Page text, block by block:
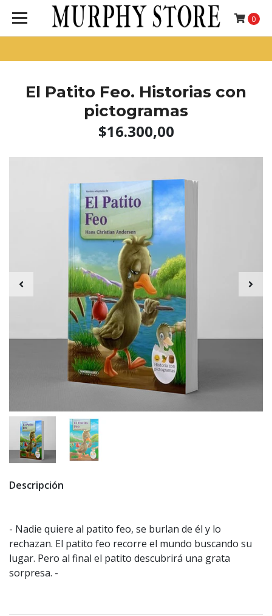
0
El Patito Feo. Historias con
pictogramas
$16.300,00
Descripción
- Nadie quiere al patito feo, se burlan de él y lo
rechazan. El patito feo recorre el mundo buscando su
lugar. Pero al final el patito descubrirá una grata
sorpresa. -